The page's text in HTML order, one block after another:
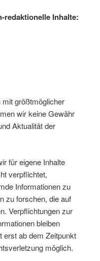
Inhalte:
mit größtmöglicher
wir keine Gewähr
Aktualität der
für eigene Inhalte
verpflichtet,
Informationen zu
zu forschen, die auf
Verpflichtungen zur
bleiben
erst ab dem Zeitpunkt
möglich.